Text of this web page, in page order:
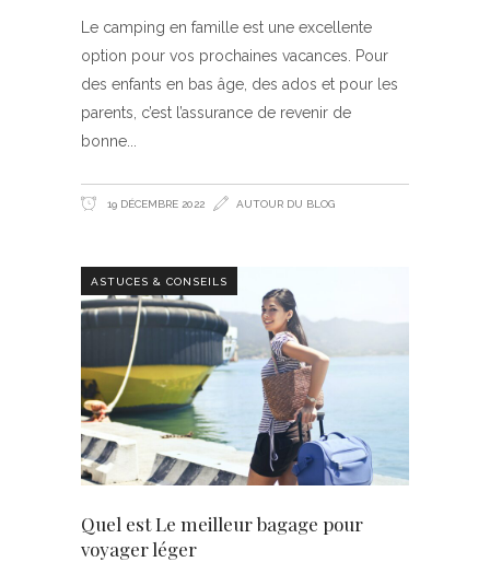
Le camping en famille est une excellente
option pour vos prochaines vacances. Pour
des enfants en bas âge, des ados et pour les
parents, c’est l’assurance de revenir de
bonne
19 DÉCEMBRE 2022 AUTOUR DU BLOG
ASTUCES & CONSEILS
Quel est Le meilleur bagage pour
voyager léger